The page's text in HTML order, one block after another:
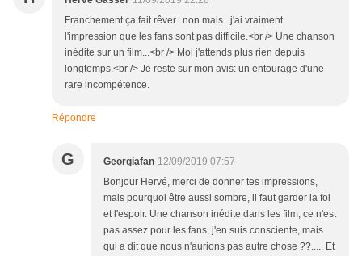
Franchement ça fait rêver...non mais...j'ai vraiment
l'impression que les fans sont pas difficile.<br /> Une chanson
inédite sur un film...<br /> Moi j'attends plus rien depuis
longtemps.<br /> Je reste sur mon avis: un entourage d'une
rare incompétence.
Répondre
G Georgiafan 12/09/2019 07:57
Bonjour Hervé, merci de donner tes impressions,
mais pourquoi être aussi sombre, il faut garder la foi
et l'espoir. Une chanson inédite dans les film, ce n'est
pas assez pour les fans, j'en suis consciente, mais
qui a dit que nous n'aurions pas autre chose ??..... Et